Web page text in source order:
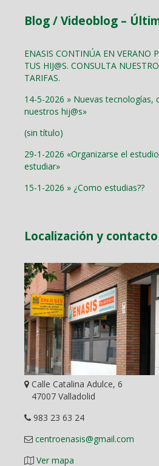
Blog / Videoblog –
ENASIS CONTINÚA EN VERANO
TUS HIJ@S. CONSULTA
TARIFAS.
14-5-2026 » Nuevas
nuestros hij@s»
(sin título)
29-1-2026 «Organizarse el
estudiar»
15-1-2026 » ¿Como estudias??
Localización y contacto
Calle Catalina Adulce, 6
47007 Valladolid
983 23 63 24
centroenasis@gmail.com
Ver mapa